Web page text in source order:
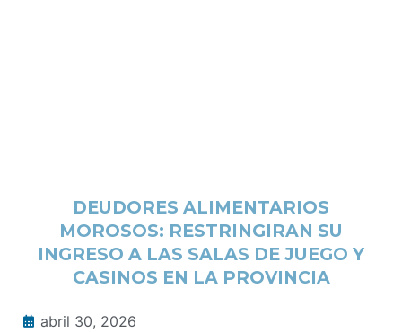
DEUDORES ALIMENTARIOS
MOROSOS: RESTRINGIRAN SU
INGRESO A LAS SALAS DE JUEGO Y
CASINOS EN LA PROVINCIA
abril 30, 2026